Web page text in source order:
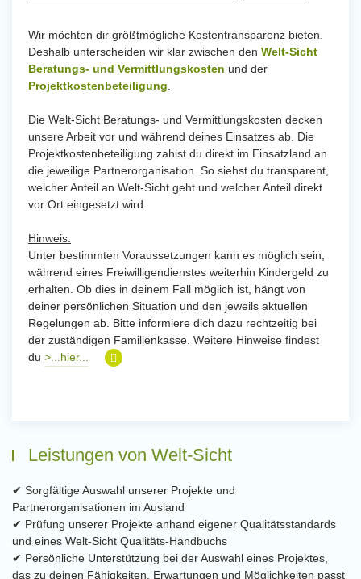
Wir möchten dir größtmögliche Kostentransparenz bieten.
Deshalb unterscheiden wir klar zwischen den Welt-Sicht
Beratungs- und Vermittlungskosten und der
Projektkostenbeteiligung
Die Welt-Sicht Beratungs- und Vermittlungskosten decken
unsere Arbeit vor und während deines Einsatzes ab. Die
Projektkostenbeteiligung zahlst du direkt im Einsatzland an
die jeweilige Partnerorganisation. So siehst du transparent,
welcher Anteil an Welt-Sicht geht und welcher Anteil direkt
vor Ort eingesetzt wird.
Hinweis:
Unter bestimmten Voraussetzungen kann es möglich sein,
während eines Freiwilligendienstes weiterhin Kindergeld zu
erhalten. Ob dies in deinem Fall möglich ist, hängt von
deiner persönlichen Situation und den jeweils aktuellen
Regelungen ab. Bitte informiere dich dazu rechtzeitig bei
der zuständigen Familienkasse. Weitere Hinweise findest
du >...hier...
Leistungen von Welt-Sicht
✔ Sorgfältige Auswahl unserer Projekte und
Partnerorganisationen im Ausland
✔ Prüfung unserer Projekte anhand eigener Qualitätsstandards
und eines Welt-Sicht Qualitäts-Handbuchs
✔ Persönliche Unterstützung bei der Auswahl eines Projektes,
das zu deinen Fähigkeiten, Erwartungen und Möglichkeiten passt